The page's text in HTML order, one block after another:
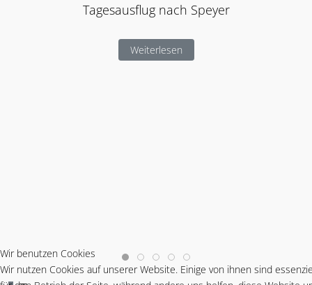
Tagesausflug nach Speyer
Weiterlesen
Wir benutzen Cookies
Wir nutzen Cookies auf unserer Website. Einige von ihnen sind